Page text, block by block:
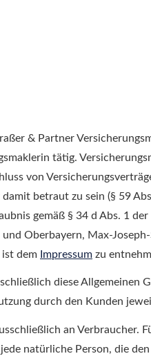
& Partner
tätig.
von
betraut zu sein (§ 59
gemäß § 34 d Abs. 1
Oberbayern, Max-
dem Impressum zu
diese Allgemeinen
durch den Kunden
an Verbraucher.
natürliche Person, die